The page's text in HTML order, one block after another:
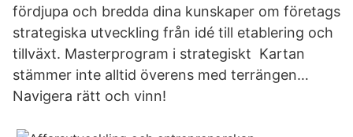
fördjupa och bredda dina kunskaper om företags
strategiska utveckling från idé till etablering och
tillväxt. Masterprogram i strategiskt Kartan
stämmer inte alltid överens med terrängen…
Navigera rätt och vinn!